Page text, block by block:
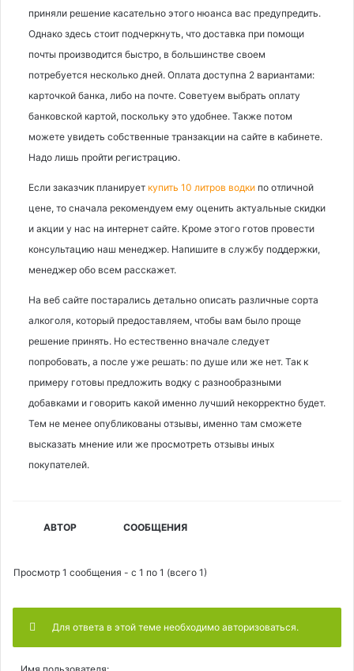
приняли решение касательно этого нюанса вас предупредить.
Однако здесь стоит подчеркнуть, что доставка при помощи
почты производится быстро, в большинстве своем
потребуется несколько дней. Оплата доступна 2 вариантами:
карточкой банка, либо на почте. Советуем выбрать оплату
банковской картой, поскольку это удобнее. Также потом
можете увидеть собственные транзакции на сайте в кабинете.
Надо лишь пройти регистрацию.
Если заказчик планирует купить 10 литров водки по отличной
цене, то сначала рекомендуем ему оценить актуальные скидки
и акции у нас на интернет сайте. Кроме этого готов провести
консультацию наш менеджер. Напишите в службу поддержки,
менеджер обо всем расскажет.
На веб сайте постарались детально описать различные сорта
алкоголя, который предоставляем, чтобы вам было проще
решение принять. Но естественно вначале следует
попробовать, а после уже решать: по душе или же нет. Так к
примеру готовы предложить водку с разнообразными
добавками и говорить какой именно лучший некорректно будет.
Тем не менее опубликованы отзывы, именно там сможете
высказать мнение или же просмотреть отзывы иных
покупателей.
АВТОР СООБЩЕНИЯ
Просмотр 1 сообщения - с 1 по 1 (всего 1)
Для ответа в этой теме необходимо авторизоваться.